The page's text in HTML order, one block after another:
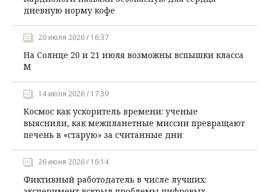
дневную норму кофе
20 июля 2026 / 16:37
На Солнце 20 и 21 июля возможны вспышки класса
М
14 июля 2026 / 17:39
Космос как ускоритель времени: ученые
выяснили, как межпланетные миссии превращают
печень в «старую» за считанные дни
26 июня 2026 / 16:14
Фиктивный работодатель в числе лучших: